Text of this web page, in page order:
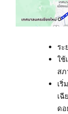
ระ
ใช้
ส
เริ่
เฉี
ดอ